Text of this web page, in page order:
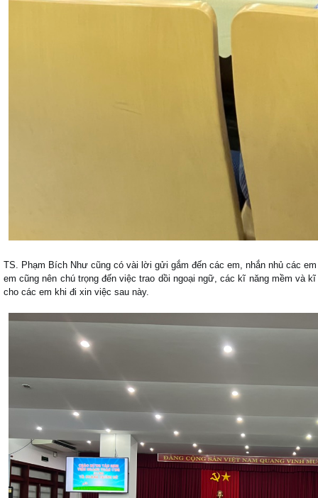
TS. Phạm Bích Như cũng có vài lời gửi gắm đến các em, nhắn nhủ các
em cũng nên chú trọng đến việc trao dồi ngoại ngữ, các kĩ năng mềm và
cho các em khi đi xin việc sau này.